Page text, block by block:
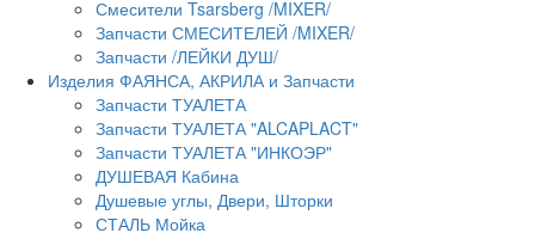
Смесители Tsarsberg /MIXER/
Запчасти СМЕСИТЕЛЕЙ /MIXER/
Запчасти /ЛЕЙКИ ДУШ/
Изделия ФАЯНСА, АКРИЛА и Запчасти
Запчасти ТУАЛЕТА
Запчасти ТУАЛЕТА "ALCAPLACT"
Запчасти ТУАЛЕТА "ИНКОЭР"
ДУШЕВАЯ Кабина
Душевые углы, Двери, Шторки
СТАЛЬ Мойка